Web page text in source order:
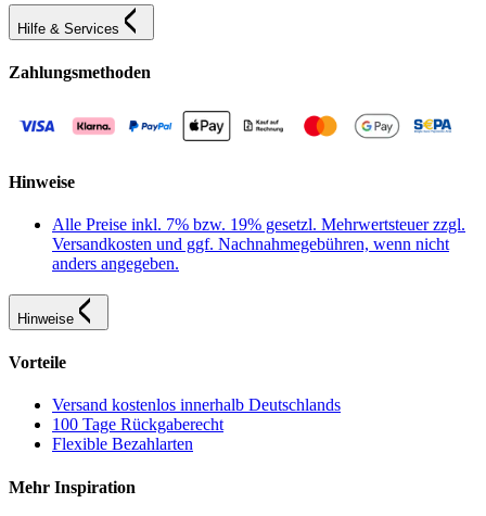
Hilfe & Services
Zahlungsmethoden
Hinweise
Alle Preise inkl. 7% bzw. 19% gesetzl. Mehrwertsteuer zzgl.
Versandkosten und ggf. Nachnahmegebühren, wenn nicht
anders angegeben.
Hinweise
Vorteile
Versand kostenlos innerhalb Deutschlands
100 Tage Rückgaberecht
Flexible Bezahlarten
Mehr Inspiration